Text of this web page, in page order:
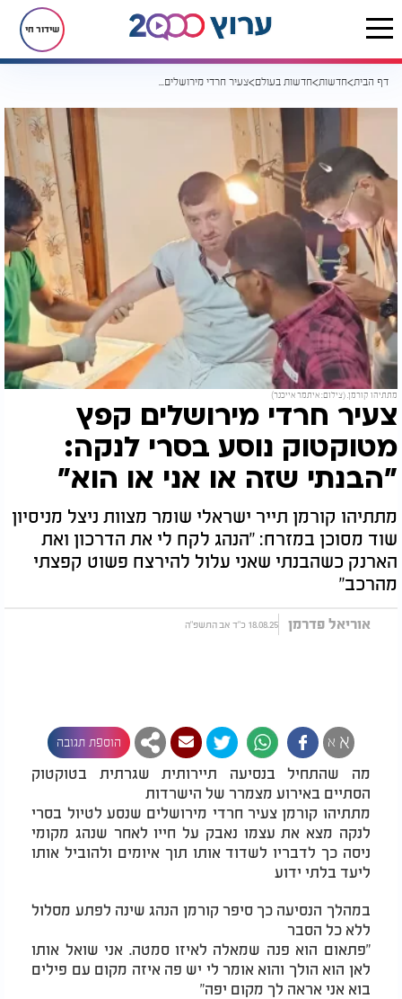
שידור חי
דף הבית חדשות חדשות בעולם צעיר חרדי מירושלים קפץ מטוקטוק נוסע בסרי לנקה: "הבנתי שזה או אני או הוא"
מתתיהו קורמן. (צילום: איתמר אייכנר)
צעיר חרדי מירושלים קפץ
מטוקטוק נוסע בסרי לנקה:
"הבנתי שזה או אני או הוא"
מתתיהו קורמן תייר ישראלי שומר מצוות ניצל מניסיון
שוד מסוכן במזרח: "הנהג לקח לי את הדרכון ואת
הארנק כשהבנתי שאני עלול להירצח פשוט קפצתי
מהרכב"
אוריאל פדרמן 18.08.25 כ"ד אב התשפ"ה
א א הוספת תגובה
מה שהתחיל בנסיעה תיירותית שגרתית בטוקטוק
הסתיים באירוע מצמרר של הישרדות
מתתיהו קורמן צעיר חרדי מירושלים שנסע לטיול בסרי
לנקה מצא את עצמו נאבק על חייו לאחר שנהג מקומי
ניסה כך לדבריו לשדוד אותו תוך איומים ולהוביל אותו
ליעד בלתי ידוע
במהלך הנסיעה כך סיפר קורמן הנהג שינה לפתע מסלול
ללא כל הסבר
"פתאום הוא פנה שמאלה לאיזו סמטה. אני שואל אותו
לאן הוא הולך והוא אומר לי יש פה איזה מקום עם פילים
בוא אני אראה לך מקום יפה"